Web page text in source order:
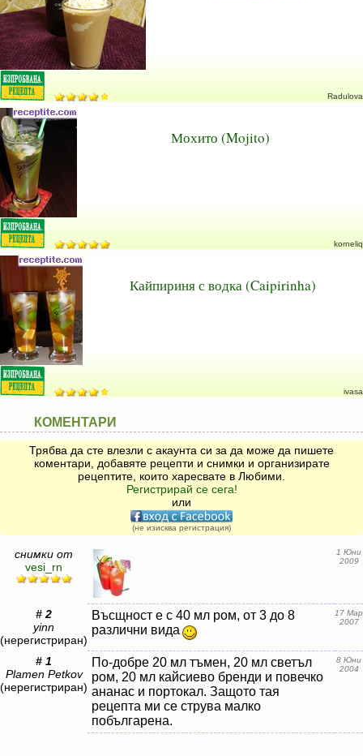
Radulova
Мохито (Mojito)
korneliq
Кайпириня с водка (Caipirinha)
ivasa
КОМЕНТАРИ
Трябва да сте влезли с акаунта си за да може да пишете
коментари, добавяте рецепти и снимки и организирате
рецептите, които харесвате в Любими.
Регистрирай се сега!
или
(не изисква регистрация)
снимки от
vesi_rn
1 Юни
2009
# 2
yinn
(нерегистриран)
Въсщност е с 40 мл ром, от 3 до 8
различни вида
17 Мар
2007
# 1
Plamen Petkov
(нерегистриран)
По-добре 20 мл тъмен, 20 мл светъл
ром, 20 мл кайсиево бренди и повечко
ананас и портокал. Защото тая
рецепта ми се струва малко
побългарена.
8 Юни
2004